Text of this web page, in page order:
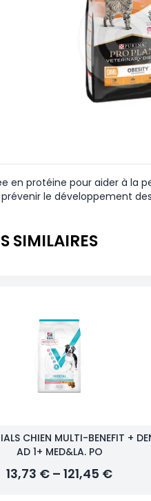
en protéine pour aider à la
prévenir le développement
SIMILAIRES
CHIEN MULTI-BENEFIT +
AD 1+ MED&LA. PO
13,73 € – 121,45 €